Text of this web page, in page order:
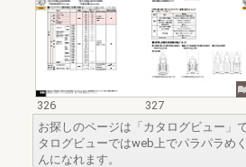
326
327
お探しのページは「カタログビュー」
タログビューではweb上でパラパラめ
んになれます。